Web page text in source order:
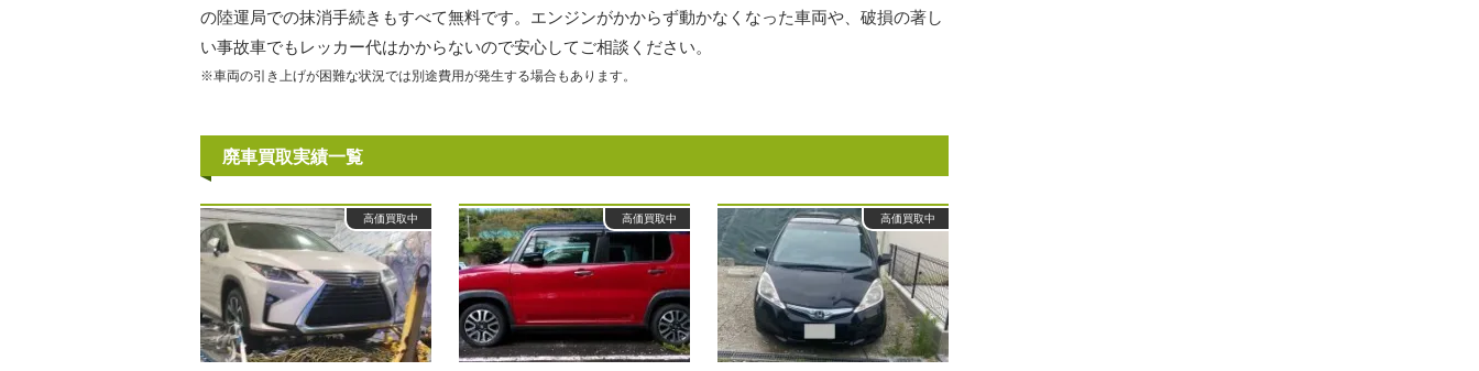
の陸運局での抹消手続きもすべて無料です。エンジンがかからず動かなくなった車両や、破損の著し
い事故車でもレッカー代はかからないので安心してご相談ください。
※車両の引き上げが困難な状況では別途費用が発生する場合もあります。
廃車買取実績一覧
高価買取中 高価買取中 高価買取中